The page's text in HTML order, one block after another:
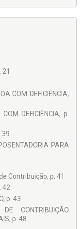
21
COM DEFICIÊNCIA,
DEFICIÊNCIA, p.
39
PARA
Contribuição, p. 41
42
p. 43
CONTRIBUIÇÃO
p. 48